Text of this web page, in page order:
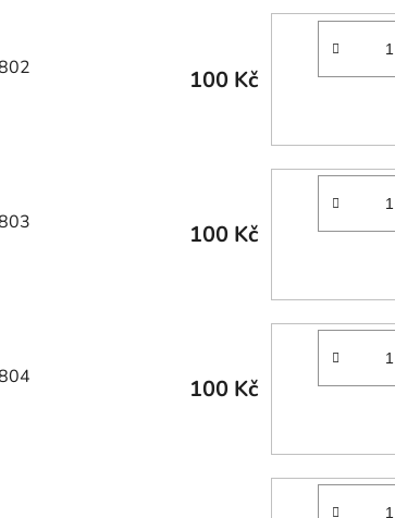
100 Kč
100 Kč
100 Kč